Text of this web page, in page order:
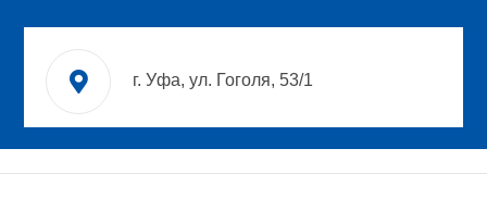
г. Уфа, ул. Гоголя, 53/1